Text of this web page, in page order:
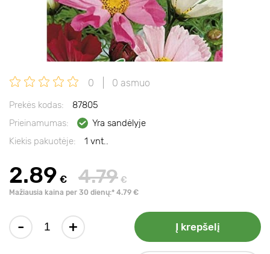
0 0 asmuo
Prekės kodas:
87805
Prieinamumas:
Yra sandėlyje
Kiekis pakuotėje:
1 vnt..
2.89 € 4.79 €
Mažiausia kaina per 30 dienų:* 4.79 €
- + Į krepšelį